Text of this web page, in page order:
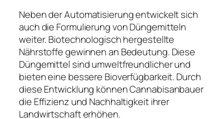
Neben der Automatisierung entwickelt sich
auch die Formulierung von Düngemitteln
weiter. Biotechnologisch hergestellte
Nährstoffe gewinnen an Bedeutung. Diese
Düngemittel sind umweltfreundlicher und
bieten eine bessere Bioverfügbarkeit. Durch
diese Entwicklung können Cannabisanbauer
die Effizienz und Nachhaltigkeit ihrer
Landwirtschaft erhöhen.